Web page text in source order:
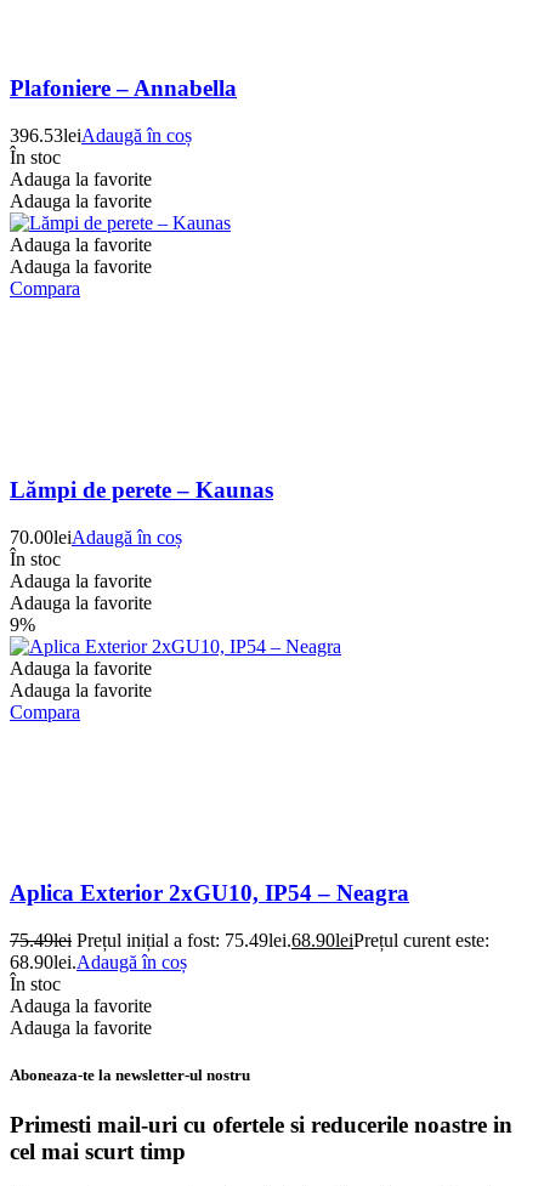
Plafoniere – Annabella
396.53leiAdaugă în coș
În stoc
Adauga la favorite
Adauga la favorite
Adauga la favorite
Adauga la favorite
Compara
Lămpi de perete – Kaunas
70.00leiAdaugă în coș
În stoc
Adauga la favorite
Adauga la favorite
9%
Adauga la favorite
Adauga la favorite
Compara
Aplica Exterior 2xGU10, IP54 – Neagra
75.49lei Prețul inițial a fost: 75.49lei.68.90leiPrețul curent este:
68.90lei.Adaugă în coș
În stoc
Adauga la favorite
Adauga la favorite
Aboneaza-te la newsletter-ul nostru
Primesti mail-uri cu ofertele si reducerile noastre in
cel mai scurt timp